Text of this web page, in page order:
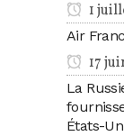
1
Air
17
La
États-